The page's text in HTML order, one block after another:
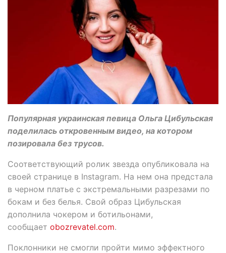
Популярная украинская певица Ольга Цибульская
поделилась откровенным видео, на котором
позировала без трусов.
Соответствующий ролик звезда опубликовала на
своей странице в Instagram. На нем она предстала
в черном платье с экстремальными разрезами по
бокам и без белья. Свой образ Цибульская
дополнила чокером и ботильонами,
сообщает obozrevatel.com.
Поклонники не смогли пройти мимо эффектного